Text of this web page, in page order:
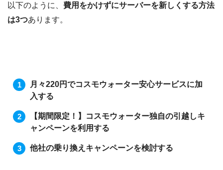
以下のように、 費用をかけずにサーバーを新しくする方法
は3つあります。
月々220円でコスモウォーター安心サービスに加
入する
【期間限定！】コスモウォーター独自の引越しキ
ャンペーンを利用する
他社の乗り換えキャンペーンを検討する